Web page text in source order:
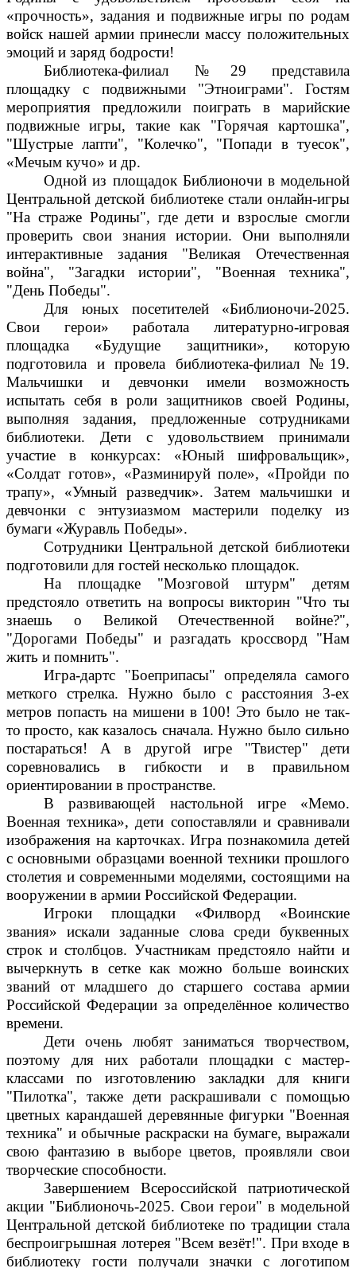
«прочность», задания и подвижные игры по родам
войск нашей армии принесли массу положительных
эмоций и заряд бодрости!
Библиотека-филиал №29 представила
площадку с подвижными "Этноиграми". Гостям
мероприятия предложили поиграть в марийские
подвижные игры, такие как "Горячая картошка",
"Шустрые лапти", "Колечко", "Попади в туесок",
«Мечым кучо» и др.
Одной из площадок Библионочи в модельной
Центральной детской библиотеке стали онлайн-игры
"На страже Родины", где дети и взрослые смогли
проверить свои знания истории. Они выполняли
интерактивные задания "Великая Отечественная
война", "Загадки истории", "Военная техника",
"День Победы".
Для юных посетителей «Библионочи-2025.
Свои герои» работала литературно-игровая
площадка «Будущие защитники», которую
подготовила и провела библиотека-филиал №19.
Мальчишки и девчонки имели возможность
испытать себя в роли защитников своей Родины,
выполняя задания, предложенные сотрудниками
библиотеки. Дети с удовольствием принимали
участие в конкурсах: «Юный шифровальщик»,
«Солдат готов», «Разминируй поле», «Пройди по
трапу», «Умный разведчик». Затем мальчишки и
девчонки с энтузиазмом мастерили поделку из
бумаги «Журавль Победы».
Сотрудники Центральной детской библиотеки
подготовили для гостей несколько площадок.
На площадке "Мозговой штурм" детям
предстояло ответить на вопросы викторин "Что ты
знаешь о Великой Отечественной войне?",
"Дорогами Победы" и разгадать кроссворд "Нам
жить и помнить".
Игра-дартс "Боеприпасы" определяла самого
меткого стрелка. Нужно было с расстояния 3-ех
метров попасть на мишени в 100! Это было не так-
то просто, как казалось сначала. Нужно было сильно
постараться! А в другой игре "Твистер" дети
соревновались в гибкости и в правильном
ориентировании в пространстве.
В развивающей настольной игре «Мемо.
Военная техника», дети сопоставляли и сравнивали
изображения на карточках. Игра познакомила детей
с основными образцами военной техники прошлого
столетия и современными моделями, состоящими на
вооружении в армии Российской Федерации.
Игроки площадки «Филворд «Воинские
звания» искали заданные слова среди буквенных
строк и столбцов. Участникам предстояло найти и
вычеркнуть в сетке как можно больше воинских
званий от младшего до старшего состава армии
Российской Федерации за определённое количество
времени.
Дети очень любят заниматься творчеством,
поэтому для них работали площадки с мастер-
классами по изготовлению закладки для книги
"Пилотка", также дети раскрашивали с помощью
цветных карандашей деревянные фигурки "Военная
техника" и обычные раскраски на бумаге, выражали
свою фантазию в выборе цветов, проявляли свои
творческие способности.
Завершением Всероссийской патриотической
акции "Библионочь-2025. Свои герои" в модельной
Центральной детской библиотеке по традиции стала
беспроигрышная лотерея "Всем везёт!". При входе в
библиотеку гости получали значки с логотипом